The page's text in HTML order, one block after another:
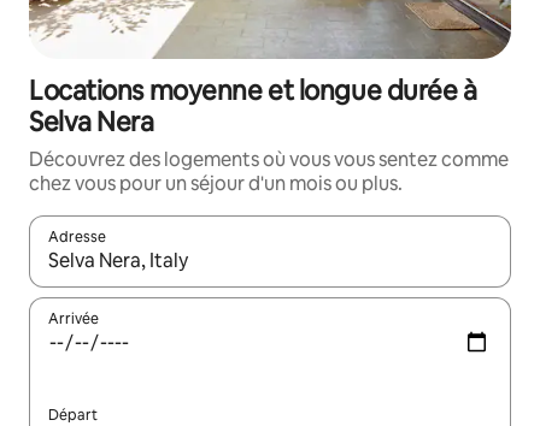
Locations moyenne et longue durée à
Selva Nera
Découvrez des logements où vous vous sentez comme
chez vous pour un séjour d'un mois ou plus.
Adresse
Lorsque les résultats s'affichent, utilisez les flèches vers le
Arrivée
Départ